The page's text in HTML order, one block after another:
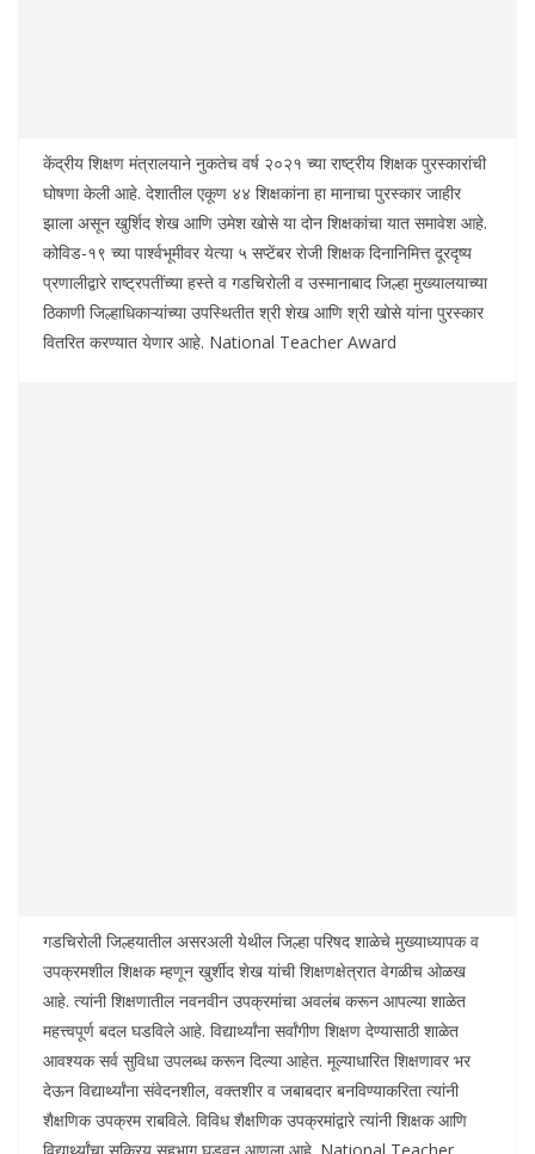
केंद्रीय शिक्षण मंत्रालयाने नुकतेच वर्ष २०२१ च्या राष्ट्रीय शिक्षक पुरस्कारांची
घोषणा केली आहे. देशातील एकूण ४४ शिक्षकांना हा मानाचा पुरस्कार जाहीर
झाला असून खुर्शिद शेख आणि उमेश खोसे या दोन शिक्षकांचा यात समावेश आहे.
कोविड-१९ च्या पार्श्वभूमीवर येत्या ५ सप्टेंबर रोजी शिक्षक दिनानिमित्त दूरदृष्य
प्रणालीद्वारे राष्ट्रपतींच्या हस्ते व गडचिरोली व उस्मानाबाद जिल्हा मुख्यालयाच्या
ठिकाणी जिल्हाधिकाऱ्यांच्या उपस्थितीत श्री शेख आणि श्री खोसे यांना पुरस्कार
वितरित करण्यात येणार आहे. National Teacher Award
गडचिरोली जिल्हयातील असरअली येथील जिल्हा परिषद शाळेचे मुख्याध्यापक व
उपक्रमशील शिक्षक म्हणून खुर्शीद शेख यांची शिक्षणक्षेत्रात वेगळीच ओळख
आहे. त्यांनी शिक्षणातील नवनवीन उपक्रमांचा अवलंब करून आपल्या शाळेत
महत्त्वपूर्ण बदल घडविले आहे. विद्यार्थ्यांना सर्वांगीण शिक्षण देण्यासाठी शाळेत
आवश्यक सर्व सुविधा उपलब्ध करून दिल्या आहेत. मूल्याधारित शिक्षणावर भर
देऊन विद्यार्थ्यांना संवेदनशील, वक्तशीर व जबाबदार बनविण्याकरिता त्यांनी
शैक्षणिक उपक्रम राबविले. विविध शैक्षणिक उपक्रमांद्वारे त्यांनी शिक्षक आणि